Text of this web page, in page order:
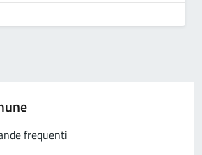
frequenti